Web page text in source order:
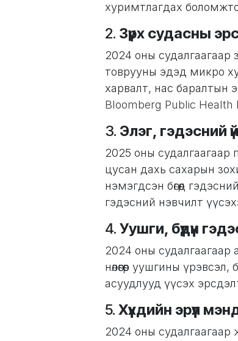
хуримтлагдах
2. Зүрх судасны
2024 оны судалгаагаар
товрууны эдэд микро
харвалт, нас баралтын
Bloomberg Public Health
3. Элэг, гэдэсний
2025 оны судалгаагаар
цусан дахь сахарын
нэмэгдсэн бөгөөд
гэдэсний нэвчилт
4. Уушги, бүдүүн
2024 оны
нөлөөгөөр уушгины
асуудлууд үүсэх
5. Хүүхдийн эрүүл
2024 оны